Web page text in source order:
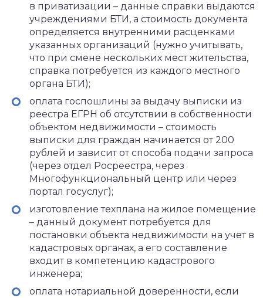
в приватизации – данные справки выдаются
учреждениями БТИ, а стоимость документа
определяется внутренними расценками
указанных организаций (нужно учитывать,
что при смене нескольких мест жительства,
справка потребуется из каждого местного
органа БТИ);
оплата госпошлины за выдачу выписки из
реестра ЕГРН об отсутствии в собственности
объектом недвижимости – стоимость
выписки для граждан начинается от 200
рублей и зависит от способа подачи запроса
(через отдел Росреестра, через
Многофункциональный центр или через
портал госуслуг);
изготовление техплана на жилое помещение
– данный документ потребуется для
постановки объекта недвижимости на учет в
кадастровых органах, а его составление
входит в компетенцию кадастрового
инженера;
оплата нотариальной доверенности, если